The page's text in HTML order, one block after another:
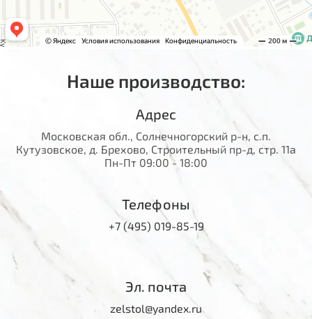
Наше производство:
Адрес
Московская обл., Солнечногорский р-н, с.п.
Кутузовское, д. Брехово, Строительный пр-д, стр. 11а
Пн-Пт 09:00 - 18:00
Телефоны
+7 (495) 019-85-19
Эл. почта
zelstol@yandex.ru